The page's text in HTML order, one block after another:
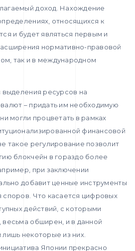
доход. Нахождение
относящихся к
и будет являться первым и
нормативно-правовой
так и в международном
выделения ресурсов на
– придать им необходимую
могли процветать в рамках
финансовой
такое регулирование позволит
блокчейн в гораздо более
при заключении
добавит ценные инструменты
Что касается цифровых
действий, с которыми
обширен, и в данной
некоторые из них.
Японии прекрасно